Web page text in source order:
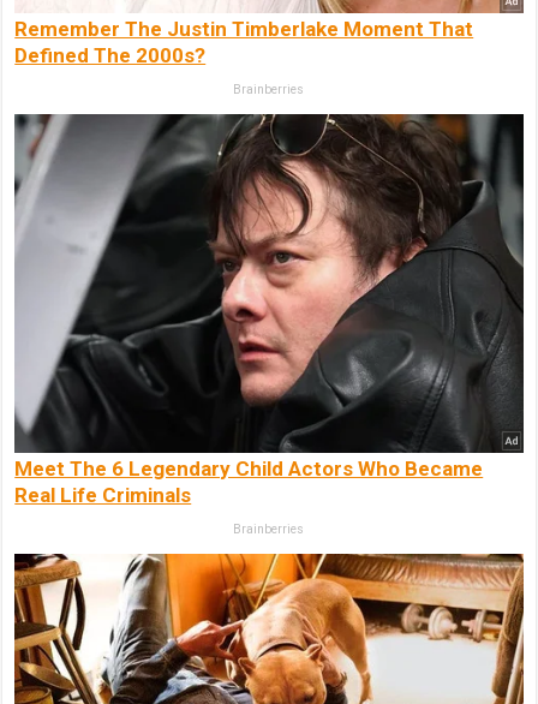
Remember The Justin Timberlake Moment That
Defined The 2000s?
Brainberries
Meet The 6 Legendary Child Actors Who Became
Real Life Criminals
Brainberries